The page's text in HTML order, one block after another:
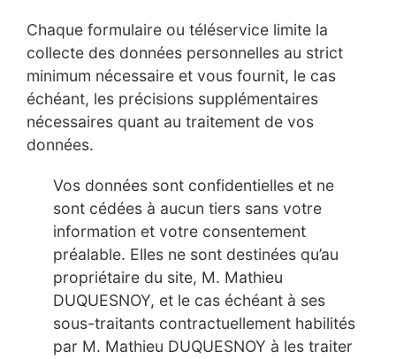
Chaque formulaire ou téléservice limite la
collecte des données personnelles au strict
minimum nécessaire et vous fournit, le cas
échéant, les précisions supplémentaires
nécessaires quant au traitement de vos
données.
Vos données sont confidentielles et ne
sont cédées à aucun tiers sans votre
information et votre consentement
préalable. Elles ne sont destinées qu’au
propriétaire du site, M. Mathieu
DUQUESNOY, et le cas échéant à ses
sous-traitants contractuellement habilités
par M. Mathieu DUQUESNOY à les traiter